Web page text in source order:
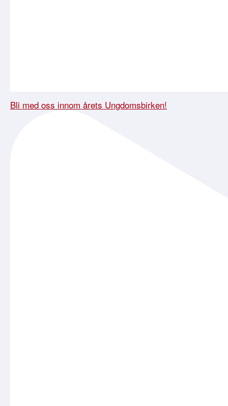
Bli med oss innom årets Ungdomsbirken!